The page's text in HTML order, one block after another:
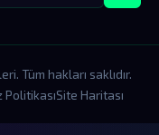
Tüm hakları saklıdır.
PolitikasıSite Haritası